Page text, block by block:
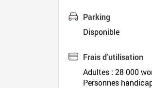
Parking
Disponible
Frais d'utilisation
Adultes : 28 000
Personnes